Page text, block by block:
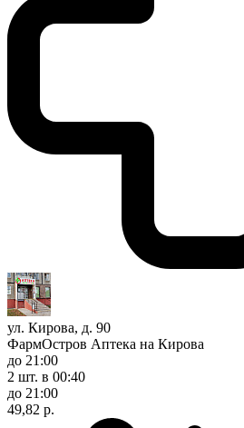
ул. Кирова, д. 90
ФармОстров Аптека на Кирова
до 21:00
2 шт. в 00:40
до 21:00
49,82 р.